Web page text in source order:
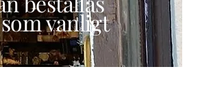
vanligt